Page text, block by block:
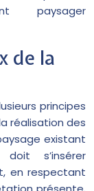
paysager
de la
principes
réalisation des
existant
s’insérer
en respectant